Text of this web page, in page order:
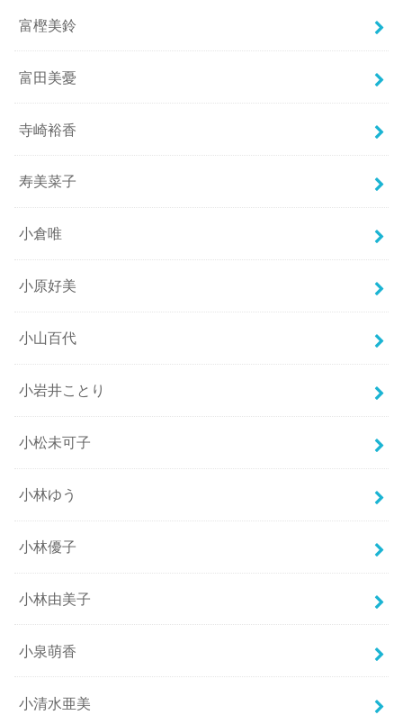
富樫美鈴
富田美憂
寺崎裕香
寿美菜子
小倉唯
小原好美
小山百代
小岩井ことり
小松未可子
小林ゆう
小林優子
小林由美子
小泉萌香
小清水亜美